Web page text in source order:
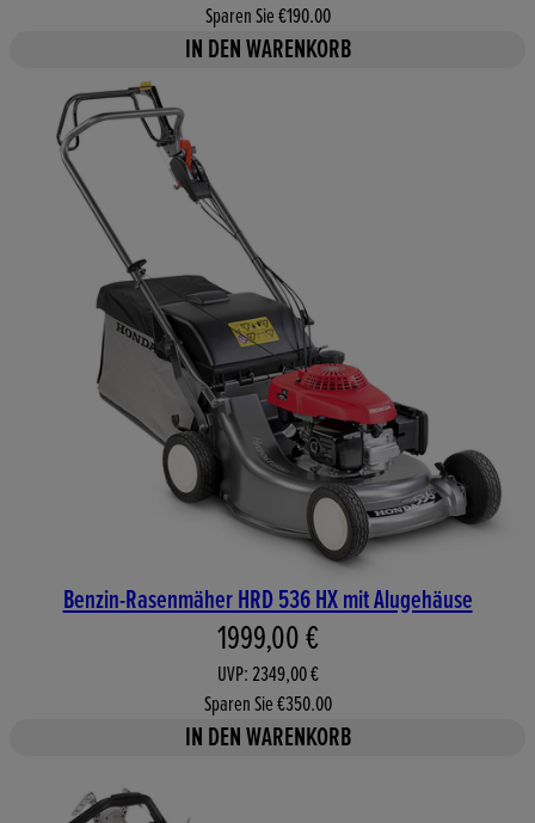
Sparen Sie €190.00
IN DEN WARENKORB
Benzin-Rasenmäher HRD 536 HX mit Alugehäuse
Aktueller Preis: 1999,00 €.
1999,00 €
UVP: 2349,00 €
Sparen Sie €350.00
IN DEN WARENKORB